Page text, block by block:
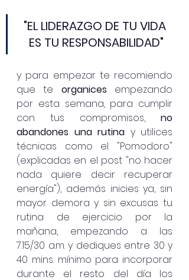
"EL LIDERAZGO DE TU VIDA
ES TU RESPONSABILIDAD"
y para empezar te recomiendo
que te organices empezando
por esta semana, para cumplir
con tus compromisos, no
abandones una rutina y utilices
técnicas como el "Pomodoro"
(explicadas en el post "no hacer
nada quiere decir recuperar
energía"), además inicies ya, sin
mayor demora y sin excusas tu
rutina de ejercicio por la
mañana, empezando a las
7.15/30 a.m. y dediques entre 30 y
40 mins. mínimo para incorporar
durante el resto del día los